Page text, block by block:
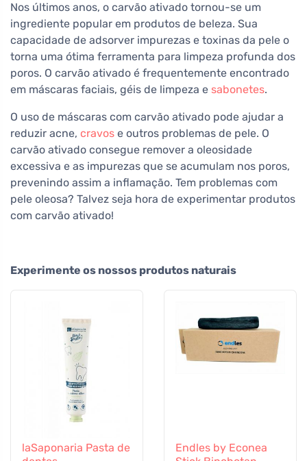
Nos últimos anos, o carvão ativado tornou-se um
ingrediente popular em produtos de beleza. Sua
capacidade de adsorver impurezas e toxinas da pele o
torna uma ótima ferramenta para limpeza profunda dos
poros. O carvão ativado é frequentemente encontrado
em máscaras faciais, géis de limpeza e sabonetes.
O uso de máscaras com carvão ativado pode ajudar a
reduzir acne, cravos e outros problemas de pele. O
carvão ativado consegue remover a oleosidade
excessiva e as impurezas que se acumulam nos poros,
prevenindo assim a inflamação. Tem problemas com
pele oleosa? Talvez seja hora de experimentar produtos
com carvão ativado!
Experimente os nossos produtos naturais
laSaponaria Pasta de
Endles by Econea